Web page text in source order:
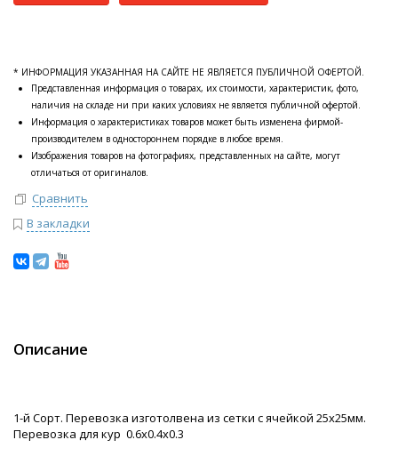
* ИНФОРМАЦИЯ УКАЗАННАЯ НА САЙТЕ НЕ ЯВЛЯЕТСЯ ПУБЛИЧНОЙ ОФЕРТОЙ.
Представленная информация о товарах, их стоимости, характеристик, фото,
наличия на складе ни при каких условиях не является публичной офертой.
Информация о характеристиках товаров может быть изменена фирмой-
производителем в одностороннем порядке в любое время.
Изображения товаров на фотографиях, представленных на сайте, могут
отличаться от оригиналов.
Сравнить
В закладки
Описание
1-й Сорт. Перевозка изготолвена из сетки с ячейкой 25х25мм.
Перевозка для кур 0.6х0.4х0.3